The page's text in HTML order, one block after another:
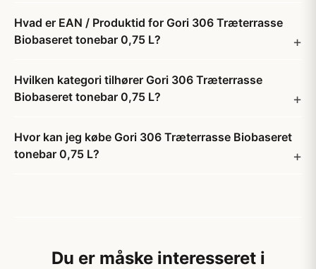
Hvad er EAN / Produktid for Gori 306 Træterrasse
Biobaseret tonebar 0,75 L?
Hvilken kategori tilhører Gori 306 Træterrasse
Biobaseret tonebar 0,75 L?
Hvor kan jeg købe Gori 306 Træterrasse Biobaseret
tonebar 0,75 L?
Du er måske interesseret i